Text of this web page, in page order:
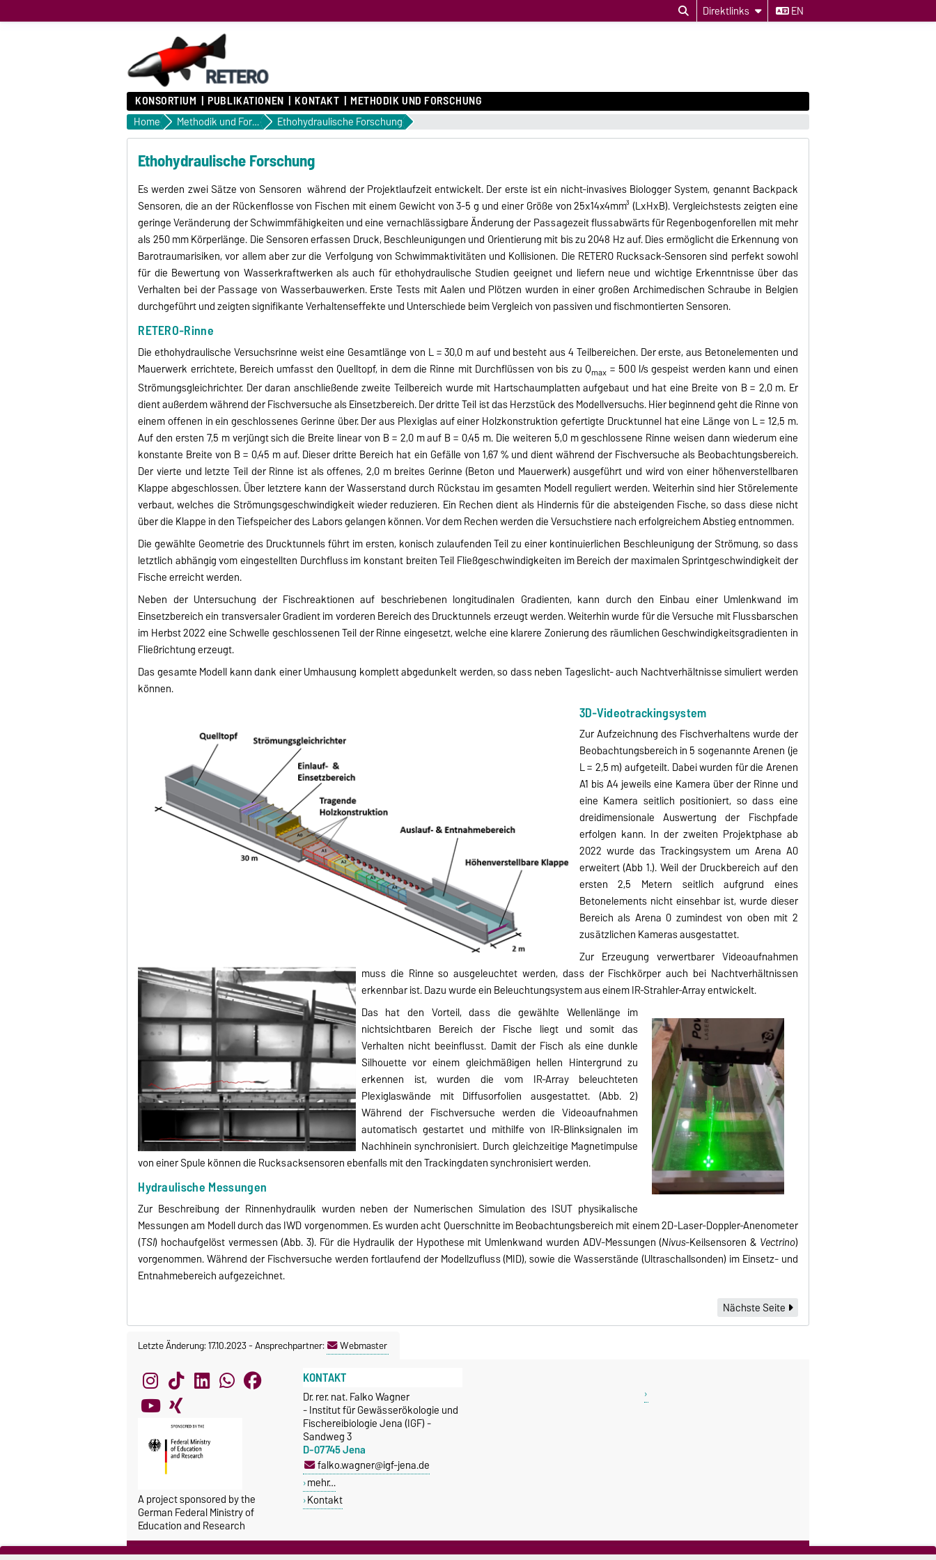
Direktlinks EN
KONSORTIUM PUBLIKATIONEN KONTAKT METHODIK UND FORSCHUNG
Home Methodik und Forschung Ethohydraulische Forschung
Ethohydraulische Forschung
Es werden zwei Sätze von Sensoren während der Projektlaufzeit entwickelt. Der erste ist ein nicht-invasives Biologger System, genannt Backpack
Sensoren, die an der Rückenflosse von Fischen mit einem Gewicht von 3-5 g und einer Größe von 25x14x4mm³ (LxHxB). Vergleichstests zeigten eine
geringe Veränderung der Schwimmfähigkeiten und eine vernachlässigbare Änderung der Passagezeit flussabwärts für Regenbogenforellen mit mehr
als 250 mm Körperlänge. Die Sensoren erfassen Druck, Beschleunigungen und Orientierung mit bis zu 2048 Hz auf. Dies ermöglicht die Erkennung von
Barotraumarisiken, vor allem aber zur die Verfolgung von Schwimmaktivitäten und Kollisionen. Die RETERO Rucksack-Sensoren sind perfekt sowohl
für die Bewertung von Wasserkraftwerken als auch für ethohydraulische Studien geeignet und liefern neue und wichtige Erkenntnisse über das
Verhalten bei der Passage von Wasserbauwerken. Erste Tests mit Aalen und Plötzen wurden in einer großen Archimedischen Schraube in Belgien
durchgeführt und zeigten signifikante Verhaltenseffekte und Unterschiede beim Vergleich von passiven und fischmontierten Sensoren.
RETERO-Rinne
Die ethohydraulische Versuchsrinne weist eine Gesamtlänge von L = 30,0 m auf und besteht aus 4 Teilbereichen. Der erste, aus Betonelementen und
Mauerwerk errichtete, Bereich umfasst den Quelltopf, in dem die Rinne mit Durchflüssen von bis zu Qmax = 500 l/s gespeist werden kann und einen
Strömungsgleichrichter. Der daran anschließende zweite Teilbereich wurde mit Hartschaumplatten aufgebaut und hat eine Breite von B = 2,0 m. Er
dient außerdem während der Fischversuche als Einsetzbereich. Der dritte Teil ist das Herzstück des Modellversuchs. Hier beginnend geht die Rinne von
einem offenen in ein geschlossenes Gerinne über. Der aus Plexiglas auf einer Holzkonstruktion gefertigte Drucktunnel hat eine Länge von L = 12,5 m.
Auf den ersten 7,5 m verjüngt sich die Breite linear von B = 2,0 m auf B = 0,45 m. Die weiteren 5,0 m geschlossene Rinne weisen dann wiederum eine
konstante Breite von B = 0,45 m auf. Dieser dritte Bereich hat ein Gefälle von 1,67 % und dient während der Fischversuche als Beobachtungsbereich.
Der vierte und letzte Teil der Rinne ist als offenes, 2,0 m breites Gerinne (Beton und Mauerwerk) ausgeführt und wird von einer höhenverstellbaren
Klappe abgeschlossen. Über letztere kann der Wasserstand durch Rückstau im gesamten Modell reguliert werden. Weiterhin sind hier Störelemente
verbaut, welches die Strömungsgeschwindigkeit wieder reduzieren. Ein Rechen dient als Hindernis für die absteigenden Fische, so dass diese nicht
über die Klappe in den Tiefspeicher des Labors gelangen können. Vor dem Rechen werden die Versuchstiere nach erfolgreichem Abstieg entnommen.
Die gewählte Geometrie des Drucktunnels führt im ersten, konisch zulaufenden Teil zu einer kontinuierlichen Beschleunigung der Strömung, so dass
letztlich abhängig vom eingestellten Durchfluss im konstant breiten Teil Fließgeschwindigkeiten im Bereich der maximalen Sprintgeschwindigkeit der
Fische erreicht werden.
Neben der Untersuchung der Fischreaktionen auf beschriebenen longitudinalen Gradienten, kann durch den Einbau einer Umlenkwand im
Einsetzbereich ein transversaler Gradient im vorderen Bereich des Drucktunnels erzeugt werden. Weiterhin wurde für die Versuche mit Flussbarschen
im Herbst 2022 eine Schwelle geschlossenen Teil der Rinne eingesetzt, welche eine klarere Zonierung des räumlichen Geschwindigkeitsgradienten in
Fließrichtung erzeugt.
Das gesamte Modell kann dank einer Umhausung komplett abgedunkelt werden, so dass neben Tageslicht- auch Nachtverhältnisse simuliert werden
können.
3D-Videotrackingsystem
Zur Aufzeichnung des Fischverhaltens wurde der
Beobachtungsbereich in 5 sogenannte Arenen (je
L = 2,5 m) aufgeteilt. Dabei wurden für die Arenen
A1 bis A4 jeweils eine Kamera über der Rinne und
eine Kamera seitlich positioniert, so dass eine
dreidimensionale Auswertung der Fischpfade
erfolgen kann. In der zweiten Projektphase ab
2022 wurde das Trackingsystem um Arena A0
erweitert (Abb 1.). Weil der Druckbereich auf den
ersten 2,5 Metern seitlich aufgrund eines
Betonelements nicht einsehbar ist, wurde dieser
Bereich als Arena 0 zumindest von oben mit 2
zusätzlichen Kameras ausgestattet.
Zur Erzeugung verwertbarer Videoaufnahmen
muss die Rinne so ausgeleuchtet werden, dass der Fischkörper auch bei Nachtverhältnissen
erkennbar ist. Dazu wurde ein Beleuchtungsystem aus einem IR-Strahler-Array entwickelt.
Das hat den Vorteil, dass die gewählte Wellenlänge im
nichtsichtbaren Bereich der Fische liegt und somit das
Verhalten nicht beeinflusst. Damit der Fisch als eine dunkle
Silhouette vor einem gleichmäßigen hellen Hintergrund zu
erkennen ist, wurden die vom IR-Array beleuchteten
Plexiglaswände mit Diffusorfolien ausgestattet. (Abb. 2)
Während der Fischversuche werden die Videoaufnahmen
automatisch gestartet und mithilfe von IR-Blinksignalen im
Nachhinein synchronisiert. Durch gleichzeitige Magnetimpulse
von einer Spule können die Rucksacksensoren ebenfalls mit den Trackingdaten synchronisiert werden.
Hydraulische Messungen
Zur Beschreibung der Rinnenhydraulik wurden neben der Numerischen Simulation des ISUT physikalische
Messungen am Modell durch das IWD vorgenommen. Es wurden acht Querschnitte im Beobachtungsbereich mit einem 2D-Laser-Doppler-Anenometer
(TSI) hochaufgelöst vermessen (Abb. 3). Für die Hydraulik der Hypothese mit Umlenkwand wurden ADV-Messungen (Nivus-Keilsensoren & Vectrino)
vorgenommen. Während der Fischversuche werden fortlaufend der Modellzufluss (MID), sowie die Wasserstände (Ultraschallsonden) im Einsetz- und
Entnahmebereich aufgezeichnet.
Nächste Seite
Letzte Änderung: 17.10.2023-Ansprechpartner: Webmaster
A project sponsored by the
German Federal Ministry of
Education and Research
KONTAKT
Dr. rer. nat. Falko Wagner
- Institut für Gewässerökologie und
Fischereibiologie Jena (IGF) -
Sandweg 3
D-07745 Jena
falko.wagner@igf-jena.de
mehr…
Kontakt